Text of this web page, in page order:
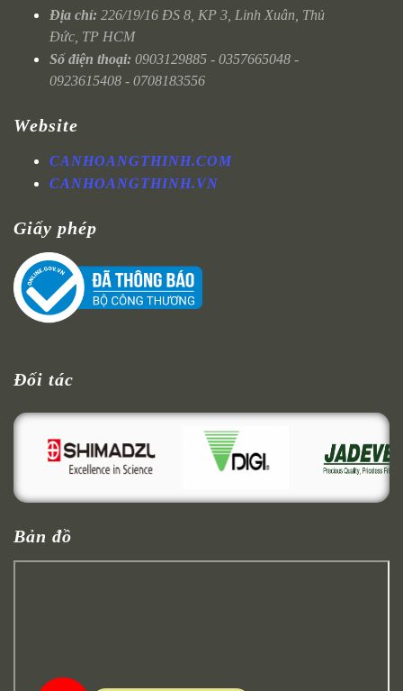
Địa chỉ: 226/19/16 ĐS 8, KP 3, Linh Xuân, Thủ
Đức, TP HCM
Số điện thoại: 0903129885 - 0357665048 -
0923615408 - 0708183556
Website
CANHOANGTHINH.COM
CANHOANGTHINH.VN
Giấy phép
Đối tác
Bản đồ